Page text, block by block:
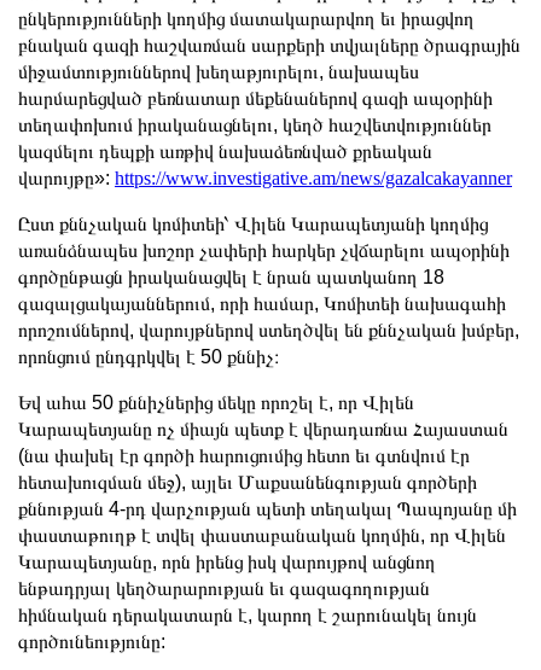
ընկերությունների կողմից մատակարարվող եւ իրացվող
բնական գազի հաշվառման սարքերի տվյալները ծրագրային
միջամտություններով խեղաթյուրելու, նախապես
հարմարեցված բեռնատար մեքենաներով գազի ապօրինի
տեղափոխում իրականացնելու, կեղծ հաշվետվություններ
կազմելու դեպքի առթիվ նախաձեռնված քրեական
վարույթը»: https://www.investigative.am/news/gazalcakayanner
Ըստ քննչական կոմիտեի՝ Վիլեն Կարապետյանի կողմից
առանձնապես խոշոր չափերի հարկեր չվճարելու ապօրինի
գործընթացն իրականացվել է նրան պատկանող 18
գազալցակայաններում, որի համար, Կոմիտեի նախագահի
որոշումներով, վարույթներով ստեղծվել են քննչական խմբեր,
որոնցում ընդգրկվել է 50 քննիչ։
Եվ ահա 50 քննիչներից մեկը որոշել է, որ Վիլեն
Կարապետյանը ոչ միայն պետք է վերադառնա Հայաստան
(նա փախել էր գործի հարուցումից հետո եւ գտնվում էր
հետախուզման մեջ), այլեւ Մաքսանենգության գործերի
քննության 4-րդ վարչության պետի տեղակալ Պապոյանը մի
փաստաթուղթ է տվել փաստաբանական կողմին, որ Վիլեն
Կարապետյանը, որն իրենց իսկ վարույթով անցնող
ենթադրյալ կեղծարարության եւ գազագողության
հիմնական դերակատարն է, կարող է շարունակել նույն
գործունեությունը: